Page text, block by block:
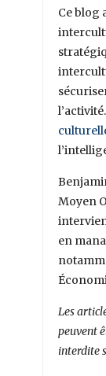
Ce blog
Moyen
en
Les
peuvent
interdite